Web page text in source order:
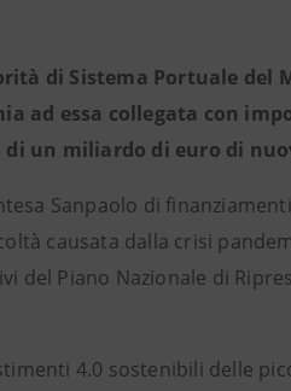
di Sistema Portuale del
ad essa collegata con
un miliardo di euro di
Sanpaolo di
causata dalla crisi
del Piano Nazionale di
4.0 sostenibili delle